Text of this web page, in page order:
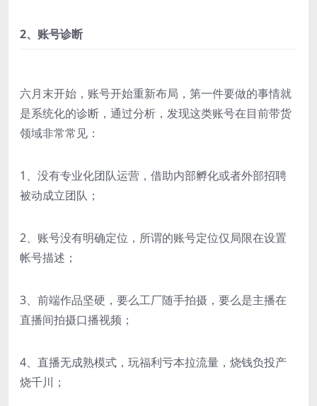
2、账号诊断
六月末开始，账号开始重新布局，第一件要做的事情就
是系统化的诊断，通过分析，发现这类账号在目前带货
领域非常常见：
1、没有专业化团队运营，借助内部孵化或者外部招聘
被动成立团队；
2、账号没有明确定位，所谓的账号定位仅局限在设置
帐号描述；
3、前端作品坚硬，要么工厂随手拍摄，要么是主播在
直播间拍摄口播视频；
4、直播无成熟模式，玩福利亏本拉流量，烧钱负投产
烧千川；